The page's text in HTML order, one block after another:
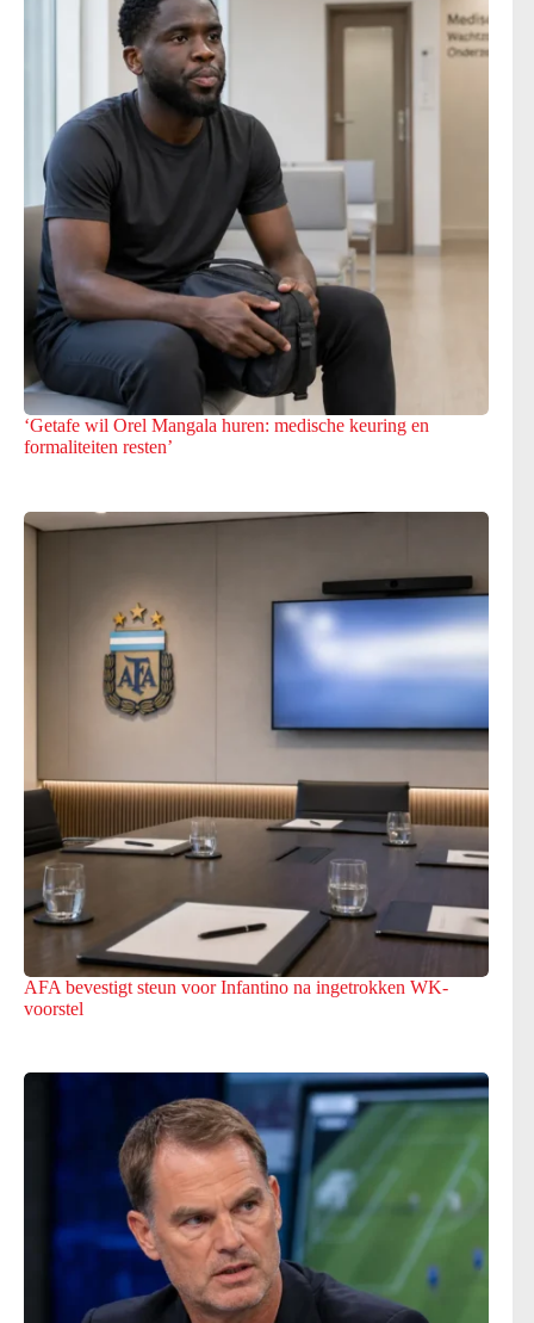
‘Getafe wil Orel Mangala huren: medische keuring en
formaliteiten resten’
AFA bevestigt steun voor Infantino na ingetrokken WK-
voorstel